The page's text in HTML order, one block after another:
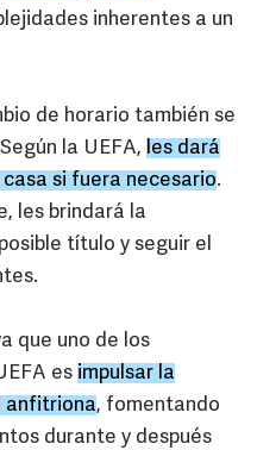
inherentes a un
de horario también se
la UEFA, les dará
si fuera necesario.
les brindará la
título y seguir el
que uno de los
es impulsar la
anfitriona, fomentando
durante y después